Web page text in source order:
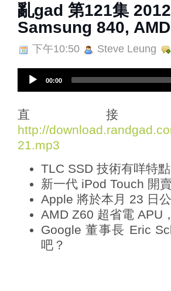
亂gad 第121集
Samsung 840,
下午10:50 Steve Leung
i
o
P
l
00:00
直
http://
21.mp3
TLC SSD 技術有咩特
新一代 iPod Touch 開
Apple 將於本月 23 日
AMD Z60 超省電 APU
Google 董事長 Eric
吧？